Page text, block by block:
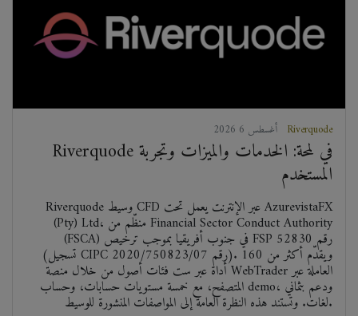
Riverquode
Riverquode في لمحة: الخدمات والميزات وتجربة
المستخدم
Riverquode وسيط CFD عبر الإنترنت يعمل تحت AzurevistaFX
(Pty) Ltd، منظّم من Financial Sector Conduct Authority
(FSCA) في جنوب أفريقيا بموجب ترخيص FSP رقم 52830
(تسجيل CIPC رقم 2020/750823/07). ويقدّم أكثر من 160
أداة عبر ست فئات أصول من خلال منصة WebTrader العاملة عبر
المتصفح، مع خمسة مستويات حسابات، وحساب demo، ودعم بثماني
لغات. وتستند هذه النظرة العامة إلى المواصفات المنشورة للوسيط.